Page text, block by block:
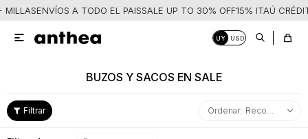
A TODO EL PAISSALE UP TO 30% OFF15% ITAÚ CRÉDITO +
UY USD

BUZOS Y SACOS EN SALE
Recomendados